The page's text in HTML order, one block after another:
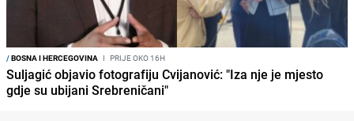
/BOSNA I HERCEGOVINA I PRIJE OKO 16H
Suljagić objavio fotografiju Cvijanović: "Iza nje je mjesto
gdje su ubijani Srebreničani"